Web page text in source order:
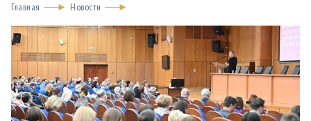
Главная Новости